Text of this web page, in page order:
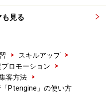
見る
> スキルアップ
>
プロモーション
>
客方法
>
Ptengine」の使い方